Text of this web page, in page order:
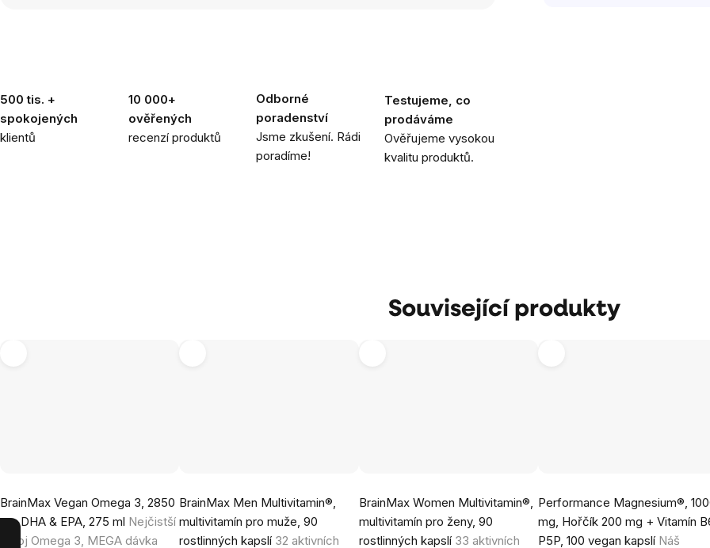
500 tis. +
spokojených
klientů
10 000+
ověřených
recenzí produktů
Odborné
poradenství
Jsme zkušení. Rádi
poradíme!
Testujeme, co
prodáváme
Ověřujeme vysokou
kvalitu produktů.
Související produkty
BrainMax Vegan Omega 3, 2850
mg DHA & EPA, 275 ml Nejčistší
zdroj Omega 3, MEGA dávka
hodnocení
produktu
BrainMax Men Multivitamin®,
multivitamín pro muže, 90
rostlinných kapslí 32 aktivních
hodnocení
produktu
BrainMax Women Multivitamin®,
multivitamín pro ženy, 90
rostlinných kapslí 33 aktivních
hodnocení
produktu
Performance Magnesium®,
mg, Hořčík 200 mg + Vitamín
P5P, 100 vegan kapslí Náš
hodnocení
produktu